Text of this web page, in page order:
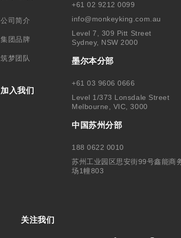
公司简介
集团品牌
筑梦团队
加入我们
+61 02 9212 0099
info@monkeyking.com.au
Level 7, 309 Pitt Street
Sydney, NSW 2000
墨尔本分部
+61 03 9606 0666
Level 1/373 Lonsdale Street
Melbourne, VIC, 3000
中国苏州分部
188 0622 0010
苏州工业园区思安街99号鑫能商
场1幢803
关注我们